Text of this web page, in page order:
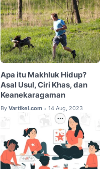
Apa itu Makhluk Hidup?
Asal Usul, Ciri Khas, dan
Keanekaragaman
By Vartikel.com • 14 Aug, 2023